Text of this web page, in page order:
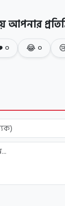
আপনার
০ 😂০